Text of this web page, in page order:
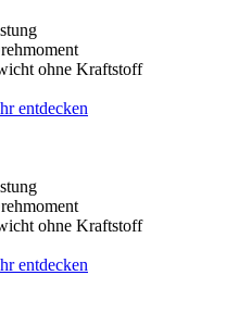
ohne Kraftstoff
entdecken
ohne Kraftstoff
entdecken